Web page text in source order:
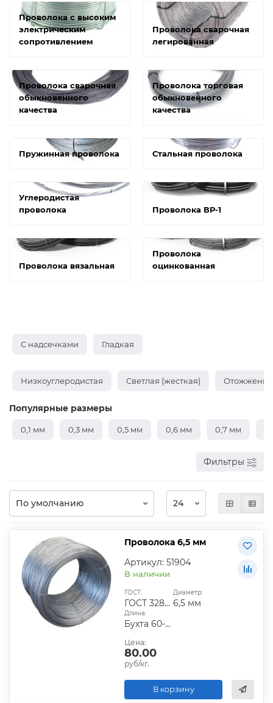
Проволока с высоким
электрическим
сопротивлением
Проволока сварочная
легированная
Проволока сварочная
обыкновенного
качества
Проволока торговая
обыкновенного
качества
Пружинная проволока Стальная проволока
Углеродистая
проволока
Проволока ВР-1
Проволока вязальная
Проволока
оцинкованная
С надсечками Гладкая
Низкоуглеродистая Светлая (жесткая)
Популярные размеры
0,1 мм 0,3 мм 0,5 мм 0,6 мм 0,7 мм
Фильтры
Проволока 6,5 мм
Артикул: 51904
В наличии
ГОСТ:
ГОСТ 3282-74
Диаметр:
6,5 мм
Длина:
Бухта 60-120 кг
Цена:
80.00
руб/кг.
В корзину